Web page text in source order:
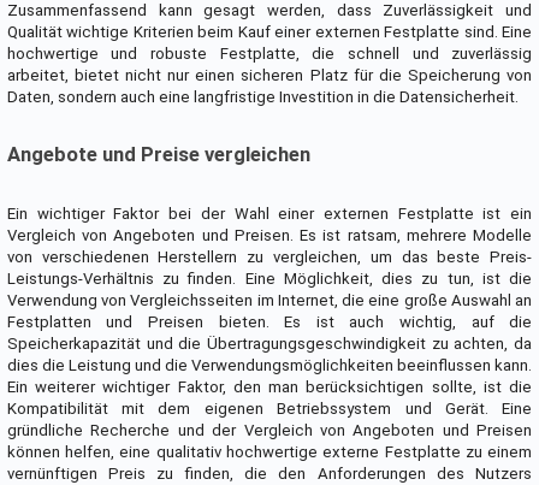
Zusammenfassend kann gesagt werden, dass Zuverlässigkeit und
Qualität wichtige Kriterien beim Kauf einer externen Festplatte sind. Eine
hochwertige und robuste Festplatte, die schnell und zuverlässig
arbeitet, bietet nicht nur einen sicheren Platz für die Speicherung von
Daten, sondern auch eine langfristige Investition in die Datensicherheit.
Angebote und Preise vergleichen
Ein wichtiger Faktor bei der Wahl einer externen Festplatte ist ein
Vergleich von Angeboten und Preisen. Es ist ratsam, mehrere Modelle
von verschiedenen Herstellern zu vergleichen, um das beste Preis-
Leistungs-Verhältnis zu finden. Eine Möglichkeit, dies zu tun, ist die
Verwendung von Vergleichsseiten im Internet, die eine große Auswahl an
Festplatten und Preisen bieten. Es ist auch wichtig, auf die
Speicherkapazität und die Übertragungsgeschwindigkeit zu achten, da
dies die Leistung und die Verwendungsmöglichkeiten beeinflussen kann.
Ein weiterer wichtiger Faktor, den man berücksichtigen sollte, ist die
Kompatibilität mit dem eigenen Betriebssystem und Gerät. Eine
gründliche Recherche und der Vergleich von Angeboten und Preisen
können helfen, eine qualitativ hochwertige externe Festplatte zu einem
vernünftigen Preis zu finden, die den Anforderungen des Nutzers